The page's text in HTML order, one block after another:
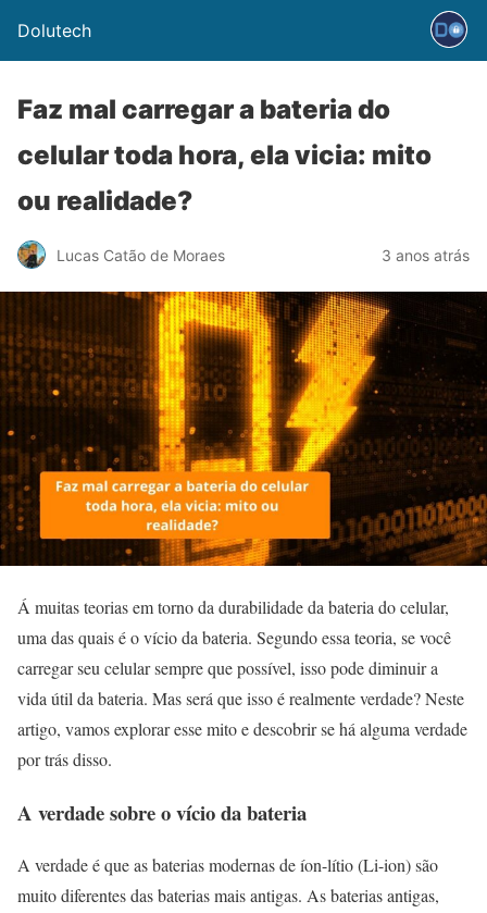
Dolutech
Faz mal carregar a bateria do
celular toda hora, ela vicia: mito
ou realidade?
Lucas Catão de Moraes 3 anos atrás
Á muitas teorias em torno da durabilidade da bateria do celular,
uma das quais é o vício da bateria. Segundo essa teoria, se você
carregar seu celular sempre que possível, isso pode diminuir a
vida útil da bateria. Mas será que isso é realmente verdade? Neste
artigo, vamos explorar esse mito e descobrir se há alguma verdade
por trás disso.
A verdade sobre o vício da bateria
A verdade é que as baterias modernas de íon-lítio (Li-ion) são
muito diferentes das baterias mais antigas. As baterias antigas,